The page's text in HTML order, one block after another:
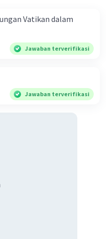
Vatikan dalam
Jawaban terverifikasi
Jawaban terverifikasi